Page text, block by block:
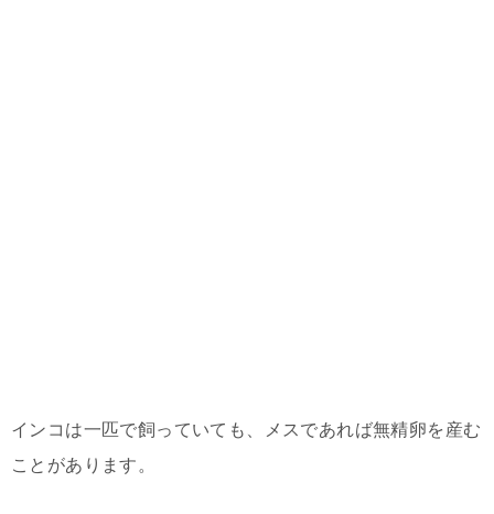
インコは一匹で飼っていても、メスであれば無精卵を産む
ことがあります。